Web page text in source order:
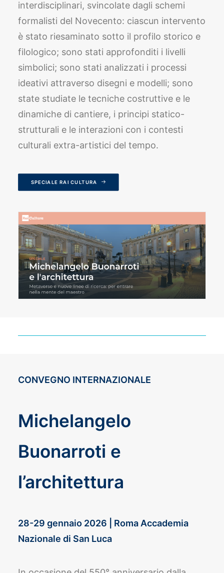
interdisciplinari, svincolate dagli schemi
formalisti del Novecento: ciascun intervento
è stato riesaminato sotto il profilo storico e
filologico; sono stati approfonditi i livelli
simbolici; sono stati analizzati i processi
ideativi attraverso disegni e modelli; sono
state studiate le tecniche costruttive e le
dinamiche di cantiere, i principi statico-
strutturali e le interazioni con i contesti
culturali extra-artistici del tempo.
SPECIALE RAI CULTURA
CONVEGNO INTERNAZIONALE
Michelangelo
Buonarroti e
l’architettura
28-29 gennaio 2026 | Roma Accademia
Nazionale di San Luca